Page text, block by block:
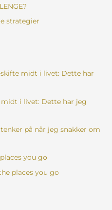
strategier
midt i livet: Dette har
i livet: Dette har jeg
på når jeg snakker om
you go
places you go